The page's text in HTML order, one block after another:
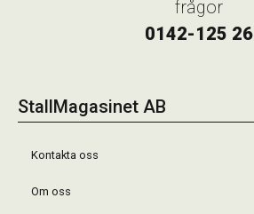
frågor
0142-125 26
StallMagasinet AB
Kontakta oss
Om oss